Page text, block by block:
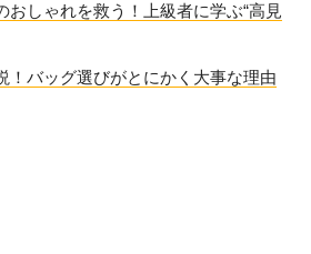
おしゃれを救う！上級者に学ぶ“高見
！バッグ選びがとにかく大事な理由